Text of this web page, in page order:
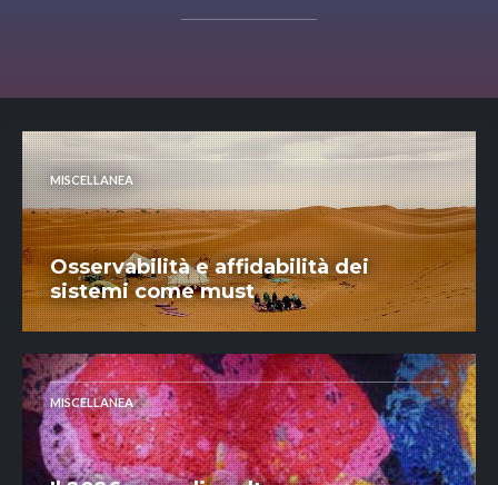
MISCELLANEA
Osservabilità e affidabilità dei
sistemi come must
MISCELLANEA